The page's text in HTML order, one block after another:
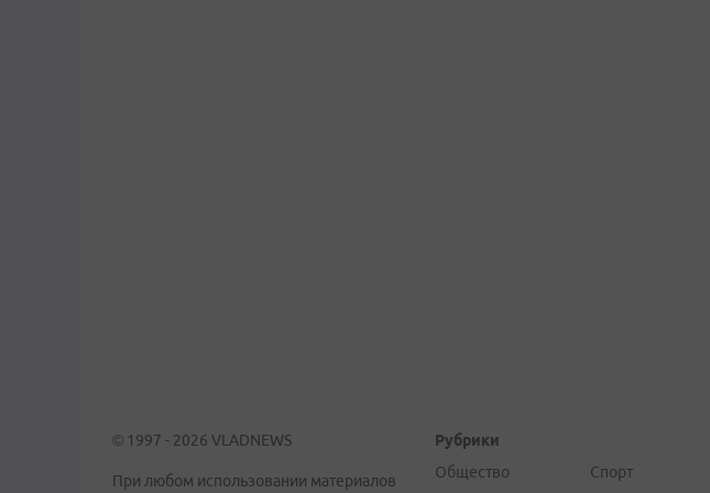
© 1997 - 2026 VLADNEWS
При любом использовании материалов
Рубрики
Общество
Спорт